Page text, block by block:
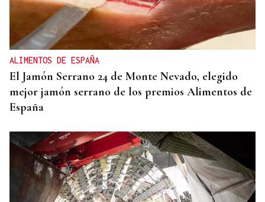
ALIMENTOS DE ESPAÑA
El Jamón Serrano 24 de Monte Nevado, elegido
mejor jamón serrano de los premios Alimentos de
España